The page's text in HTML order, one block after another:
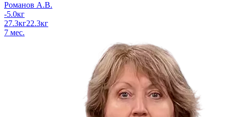
Романов А.В.
-5.0кг
27.3кг22.3кг
7 мес.